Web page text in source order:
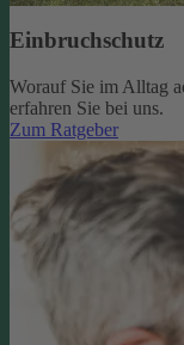
Einbruchschutz
Worauf Sie im Alltag
erfahren Sie bei uns.
Zum Ratgeber